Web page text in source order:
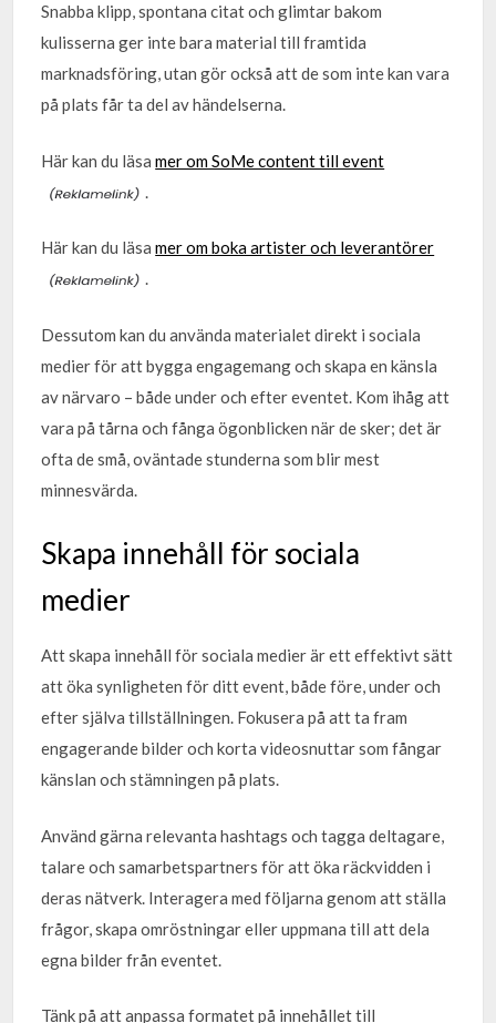
Snabba klipp, spontana citat och glimtar bakom
kulisserna ger inte bara material till framtida
marknadsföring, utan gör också att de som inte kan vara
på plats får ta del av händelserna.
Här kan du läsamer om SoMe content till event
Här kan du läsamer om boka artister och leverantörer
.
Dessutom kan du använda materialet direkt i sociala
medier för att bygga engagemang och skapa en känsla
av närvaro – både under och efter eventet. Kom ihåg att
vara på tårna och fånga ögonblicken när de sker; det är
ofta de små, oväntade stunderna som blir mest
minnesvärda.
Skapa innehåll för sociala
medier
Att skapa innehåll för sociala medier är ett effektivt sätt
att öka synligheten för ditt event, både före, under och
efter själva tillställningen. Fokusera på att ta fram
engagerande bilder och korta videosnuttar som fångar
känslan och stämningen på plats.
Använd gärna relevanta hashtags och tagga deltagare,
talare och samarbetspartners för att öka räckvidden i
deras nätverk. Interagera med följarna genom att ställa
frågor, skapa omröstningar eller uppmana till att dela
egna bilder från eventet.
Tänk på att anpassa formatet på innehållet till